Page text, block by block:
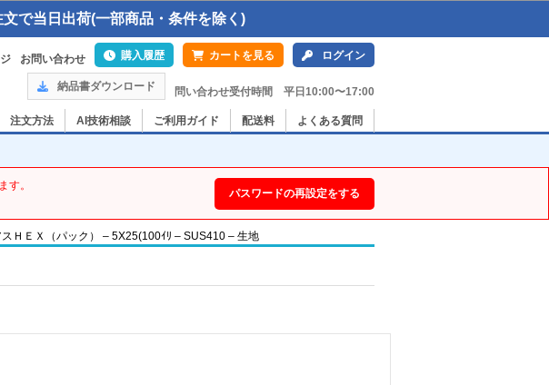
で当日出荷(一部商品・条件を除く)
お問い合わせ 購入履歴 カートを見る ログイン
納品書ダウンロード 問い合わせ受付時間 平日10:00〜17:00
注文方法 AI技術相談 ご利用ガイド 配送料 よくある質問
す。
パスワードの再設定をする
スＨＥＸ（パック） – 5X25(100ｲﾘ – SUS410 – 生地